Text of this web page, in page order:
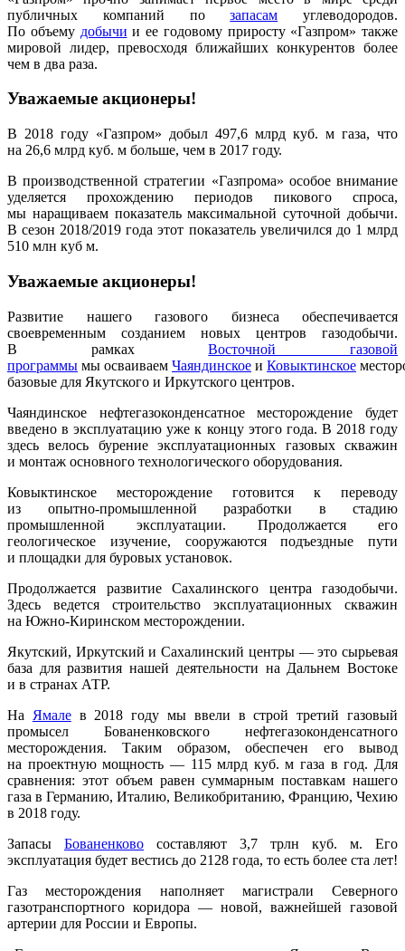
публичных компаний позапасам углеводородов.
По объему добычи и ее годовому приросту «Газпром» также
мировой лидер, превосходя ближайших конкурентов более
чем в два раза.
Уважаемые акционеры!
В 2018 году «Газпром» добыл 497,6 млрд куб. м газа, что
на 26,6 млрд куб. м больше, чем в 2017 году.
В производственной стратегии «Газпрома» особое внимание
уделяется прохождению периодов пикового спроса,
мы наращиваем показатель максимальной суточной добычи.
В сезон 2018/2019 года этот показатель увеличился до 1 млрд
510 млн куб м.
Уважаемые акционеры!
Развитие нашего газового бизнеса обеспечивается
своевременным созданием новых центров газодобычи.
В рамкахВосточной газовой
программы мы осваиваем Чаяндинское и Ковыктинское
базовые для Якутского и Иркутского центров.
Чаяндинское нефтегазоконденсатное место­рождение будет
введено в эксплуатацию уже к концу этого года. В 2018 году
здесь велось бурение эксплуатационных газовых скважин
и монтаж основного технологического оборудо­вания.
Ковыктинское месторождение готовится к переводу
из опытно-промышленной разра­ботки в стадию
промышленной эксплуатации. Продолжается его
геологическое изучение, сооружаются подъездные пути
и площадки для буровых установок.
Продолжается развитие Сахалинского центра газодобычи.
Здесь ведется строительство эксплуатационных скважин
на Южно-Киринском месторождении.
Якутский, Иркутский и Сахалинский центры — это сырьевая
база для развития нашей деятельности на Дальнем Востоке
и в странах АТР.
На Ямалев 2018 году мы ввели в строй третий газовый
промысел Бованенковского нефтега­зоконденсатного
месторождения. Таким образом, обеспечен его вывод
на проектную мощность — 115 млрд куб. м газа в год. Для
сравнения: этот объем равен суммарным поставкам нашего
газа в Германию, Италию, Великобританию, Францию, Чехию
в 2018 году.
Запасы Бованенково составляют 3,7 трлн куб. м. Его
эксплуатация будет вестись до 2128 года, то есть более ста лет!
Газ месторождения наполняет магистрали Северного
газотранспортного коридора — новой, важнейшей газовой
артерии для России и Европы.